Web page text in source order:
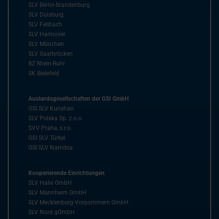
SLV Berlin-Brandenburg
SLV Duisburg
SLV Fellbach
SLV Hannover
SLV München
SLV Saarbrücken
BZ Rhein-Ruhr
SK Bielefeld
Auslandsgesellschaften der GSI GmbH
GSI SLV Kunshan
SLV Polska Sp. z.o.o
SVV Praha, s.r.o.
GSI SLV Türkei
GSI SLV Namibia
Kooperierende Einrichtungen
SLV Halle GmbH
SLV Mannheim GmbH
SLV Mecklenburg-Vorpommern GmbH
SLV Nord gGmbH